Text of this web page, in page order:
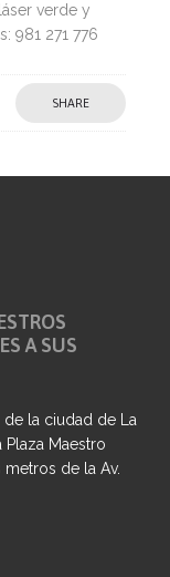
verde y
981 271 776
SHARE
A SUS
la ciudad de La
Maestro
de la Av.